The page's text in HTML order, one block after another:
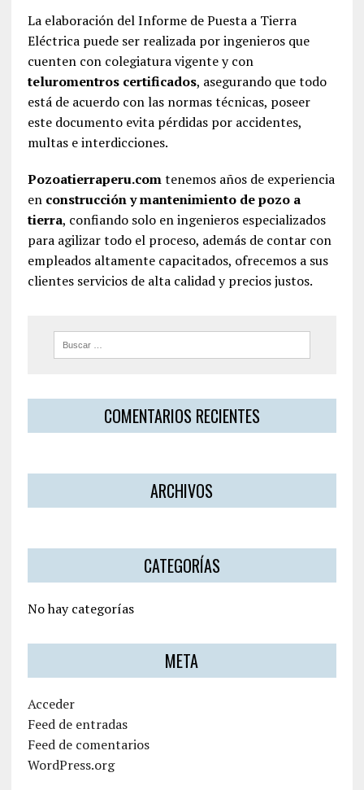
La elaboración del Informe de Puesta a Tierra
Eléctrica puede ser realizada por ingenieros que
cuenten con colegiatura vigente y con
teluromentros certificados, asegurando que todo
está de acuerdo con las normas técnicas, poseer
este documento evita pérdidas por accidentes,
multas e interdicciones.
Pozoatierraperu.comtenemos años de experiencia
en construcción y mantenimiento de pozo a
tierra, confiando solo en ingenieros especializados
para agilizar todo el proceso, además de contar con
empleados altamente capacitados, ofrecemos a sus
clientes servicios de alta calidad y precios justos.
COMENTARIOS RECIENTES
ARCHIVOS
CATEGORÍAS
No hay categorías
META
Acceder
Feed de entradas
Feed de comentarios
WordPress.org